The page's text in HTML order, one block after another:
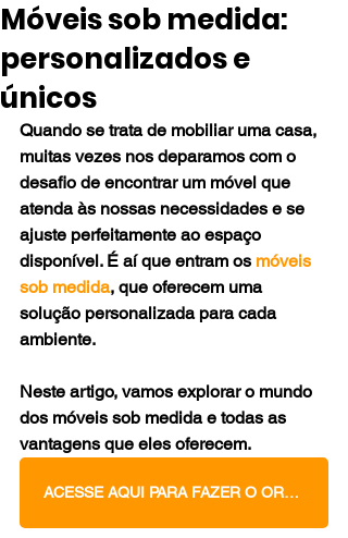
Móveis sob medida:
personalizados e
únicos
Quando se trata de mobiliar uma casa,
muitas vezes nos deparamos com o
desafio de encontrar um móvel que
atenda às nossas necessidades e se
ajuste perfeitamente ao espaço
disponível. É aí que entram os móveis
sob medida, que oferecem uma
solução personalizada para cada
ambiente.
Neste artigo, vamos explorar o mundo
dos móveis sob medida e todas as
vantagens que eles oferecem.
ACESSE AQUI PARA FAZER O ORÇAMENTO DOS SEUS MÓVEIS PLANEJADOS